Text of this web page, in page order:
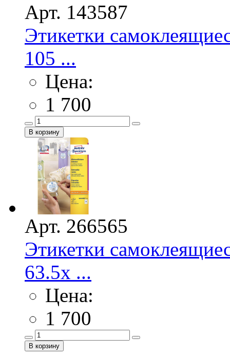
Арт. 143587
Этикетки
105 ...
Цена:
1 700
Арт. 266565
Этикетки
63.5х ...
Цена:
1 700